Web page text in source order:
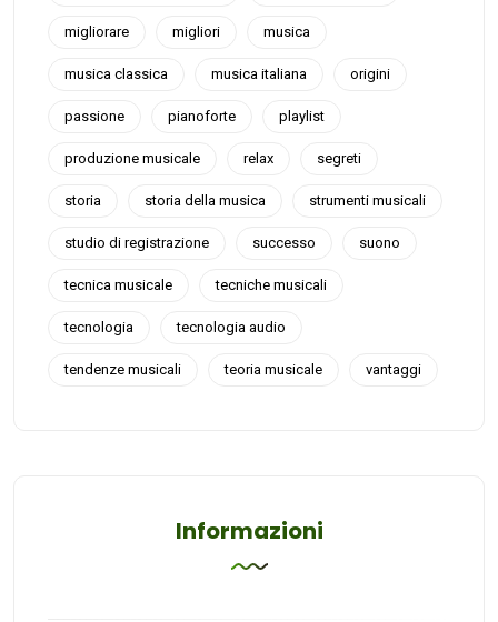
migliorare migliori musica
musica classica musica italiana origini
passione pianoforte playlist
produzione musicale relax segreti
storia storia della musica strumenti musicali
studio di registrazione successo suono
tecnica musicale tecniche musicali
tecnologia tecnologia audio
tendenze musicali teoria musicale vantaggi
Informazioni